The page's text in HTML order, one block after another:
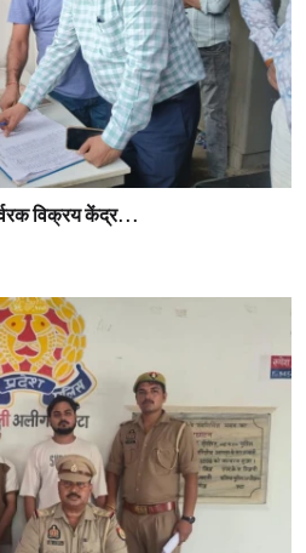
विक्रय केंद्र...